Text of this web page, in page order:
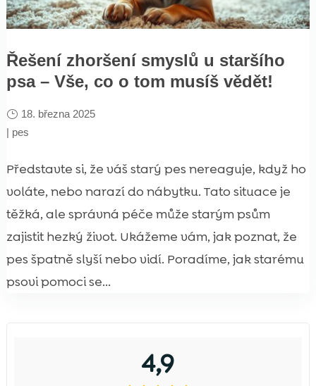
Řešení zhoršení smyslů u staršího
psa – Vše, co o tom musíš vědět!
18. března 2025
| pes
Představte si, že váš starý pes nereaguje, když ho
voláte, nebo narazí do nábytku. Tato situace je
těžká, ale správná péče může starým psům
zajistit hezký život. Ukážeme vám, jak poznat, že
pes špatně slyší nebo vidí. Poradíme, jak starému
psovi pomoci se...
4,9